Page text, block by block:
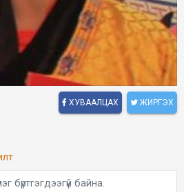
ХУВААЛЦАХ ЖИРГЭХ
бүртгэгдээгүй байна.